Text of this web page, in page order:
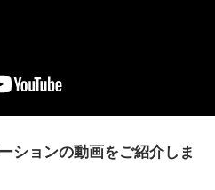
ションの動画をご紹介しま